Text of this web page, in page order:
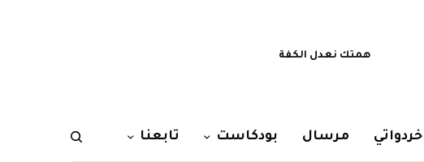
همتك نعدل الكفة
خردواتي مرسال بودكاست تابعنا